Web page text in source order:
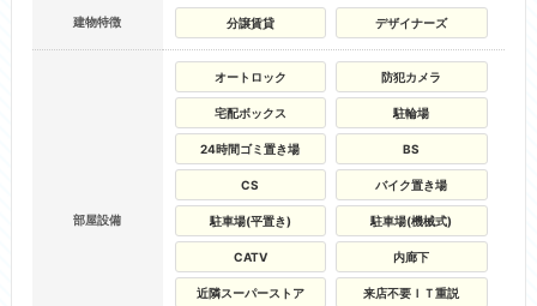
建物特徴 分譲賃貸 デザイナーズ
部屋設備
オートロック 防犯カメラ
宅配ボックス 駐輪場
24時間ゴミ置き場 BS
CS バイク置き場
駐車場(平置き) 駐車場(機械式)
CATV 内廊下
近隣スーパーストア 来店不要ＩＴ重説